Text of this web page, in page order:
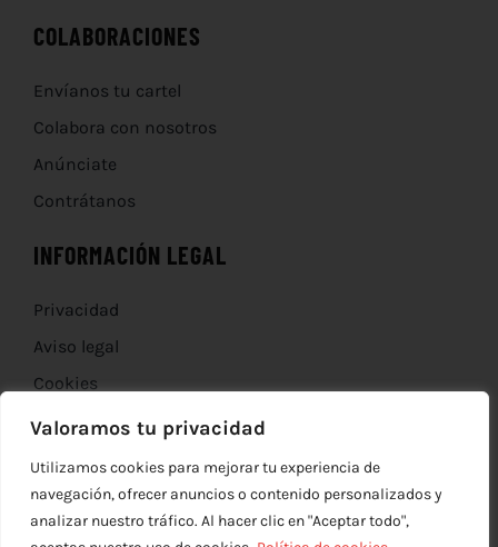
Valoramos tu privacidad
Utilizamos cookies para mejorar tu experiencia de
navegación, ofrecer anuncios o contenido personalizados y
analizar nuestro tráfico. Al hacer clic en "Aceptar todo",
COLABORACIONES
Envíanos tu cartel
Colabora con nosotros
Anúnciate
Contrátanos
INFORMACIÓN LEGAL
Privacidad
Aviso legal
Cookies
Devoluciones